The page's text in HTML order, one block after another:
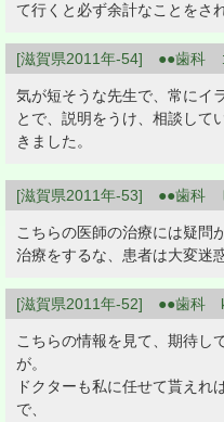
て行くと必ず余計なことをさ
[滋賀県2011年-54] ●●歯科
気が短そうな先生で、常にイ
とで、説明をうけ、相談して
きました。
[滋賀県2011年-53] ●●歯科
こちらの医師の治療には疑問
治療をするな、患者は大変迷
[滋賀県2011年-52] ●●歯科
こちらの情報を見て、期待し
が。
ドクターも私に任せて貰えれ
で、